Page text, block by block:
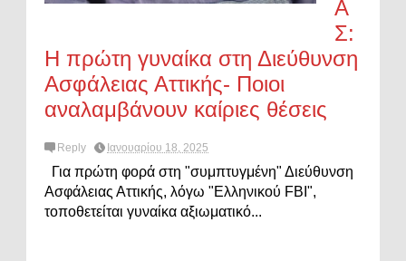
Α
Σ:
Η πρώτη γυναίκα στη Διεύθυνση
Ασφάλειας Αττικής- Ποιοι
αναλαμβάνουν καίριες θέσεις
Reply Ιανουαρίου 18, 2025
Για πρώτη φορά στη "συμπτυγμένη" Διεύθυνση
Ασφάλειας Αττικής, λόγω "Ελληνικού FBI",
τοποθετείται γυναίκα αξιωματικό...